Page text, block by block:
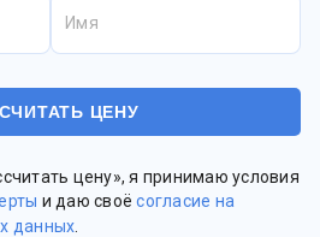
Имя
цену», я принимаю условия
и даю своёсогласие на
данных